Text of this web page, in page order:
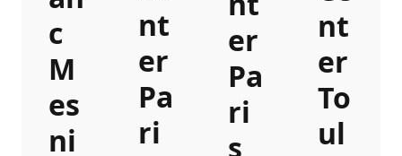
c
M
es
ni
nt
er
Pa
ri
er
Pa
ri
s
nt
er
To
ul